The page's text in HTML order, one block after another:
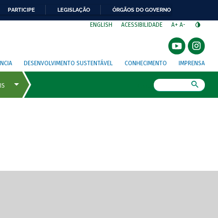
PARTICIPE LEGISLAÇÃO ÓRGÃOS DO GOVERNO
ENGLISH ACESSIBILIDADE A+ A-
DESENVOLVIMENTO SUSTENTÁVEL CONHECIMENTO IMPRENSA
de tela